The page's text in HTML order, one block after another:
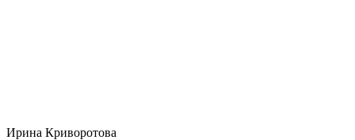
Ирина Криворотова